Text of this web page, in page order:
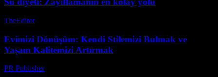
TheEditor-
Evimizi Dönüşüm: Kendi Stilemizi Bulmak ve
Yaşam Kalitemizi Artırmak
PR Publisher-